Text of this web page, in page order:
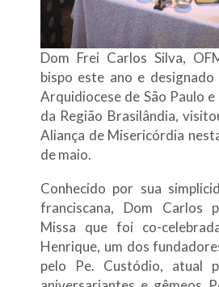
Dom Frei Carlos Silva,
bispo este ano e
Arquidiocese de São Paulo
da Região Brasilândia,
Aliança de Misericórdia
de maio.
Conhecido por sua
franciscana, Dom Carlos
Missa que foi co-
Henrique, um dos
pelo Pe. Custódio, atual